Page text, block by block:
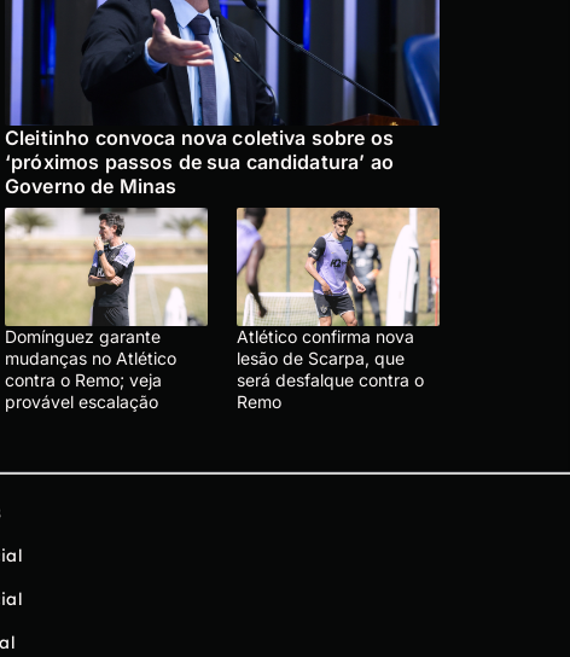
Cleitinho convoca nova coletiva sobre os
‘próximos passos de sua candidatura’ ao
Governo de Minas
Domínguez garante
mudanças no Atlético
contra o Remo; veja
provável escalação
Atlético confirma nova
lesão de Scarpa, que
será desfalque contra o
Remo